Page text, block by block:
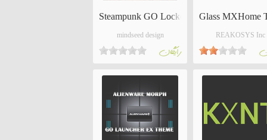
Glass MXHome
REAKOSYS Inc
Steampunk GO Locker Theme
mindseed design
رايگان